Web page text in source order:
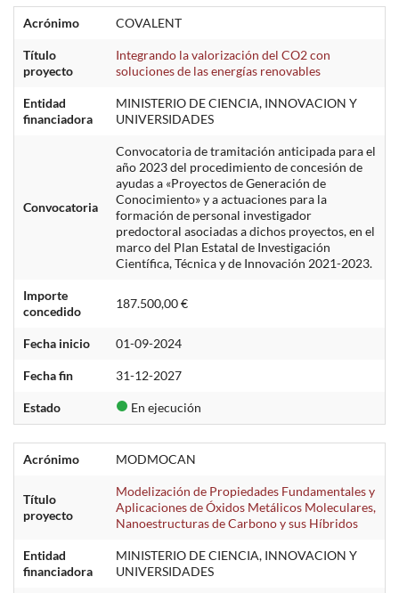
Acrónimo COVALENT
Título
proyecto
Integrando la valorización del CO2 con
soluciones de las energías renovables
Entidad
financiadora
MINISTERIO DE CIENCIA, INNOVACION Y
UNIVERSIDADES
Convocatoria
Convocatoria de tramitación anticipada para el
año 2023 del procedimiento de concesión de
ayudas a «Proyectos de Generación de
Conocimiento» y a actuaciones para la
formación de personal investigador
predoctoral asociadas a dichos proyectos, en el
marco del Plan Estatal de Investigación
Científica, Técnica y de Innovación 2021-2023.
Importe
concedido
187.500,00 €
Fecha inicio 01-09-2024
Fecha fin 31-12-2027
Estado En ejecución
Acrónimo MODMOCAN
Título
proyecto
Modelización de Propiedades Fundamentales y
Aplicaciones de Óxidos Metálicos Moleculares,
Nanoestructuras de Carbono y sus Híbridos
Entidad
financiadora
MINISTERIO DE CIENCIA, INNOVACION Y
UNIVERSIDADES